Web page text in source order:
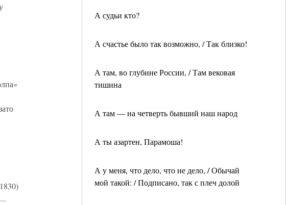
А судьи кто?
А счастье было так возможно, / Так близко!
А там, во глубине России, / Там вековая
тишина
А там — на четверть бывший наш народ
А ты азартен, Парамоша!
А у меня, что дело, что не дело, / Обычай
мой такой: / Подписано, так с плеч долой